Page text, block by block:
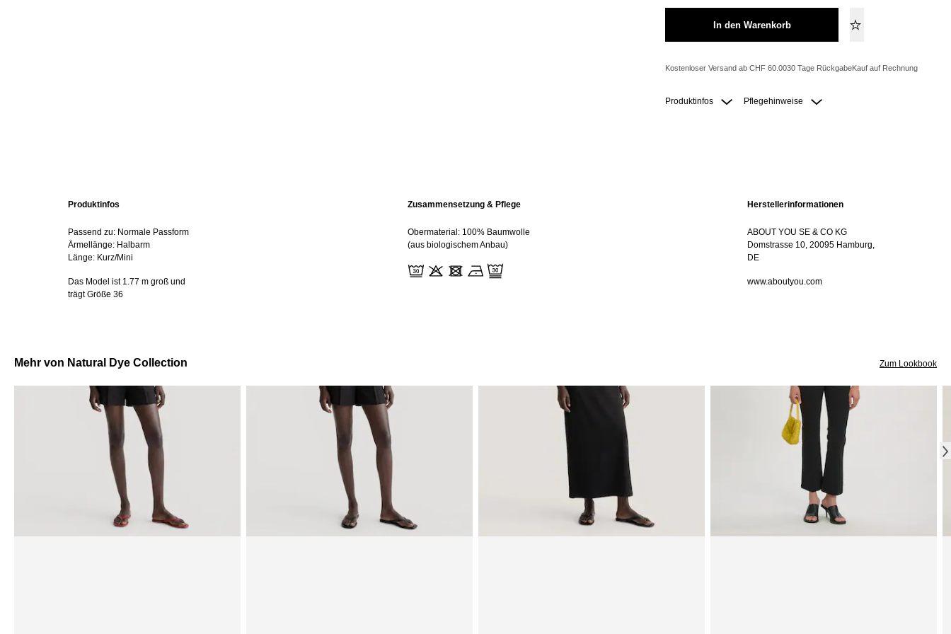
In den Warenkorb
Kostenloser Versand ab CHF 60.0030 Tage RückgabeKauf auf Rechnung
Produktinfos Pflegehinweise
Produktinfos
Passend zu: Normale Passform
Ärmellänge: Halbarm
Länge: Kurz/Mini
Das Model ist 1.77 m groß und
trägt Größe 36
Zusammensetzung & Pflege
Obermaterial: 100% Baumwolle
(aus biologischem Anbau)
Herstellerinformationen
ABOUT YOU SE & CO KG
Domstrasse 10, 20095 Hamburg,
DE
www.aboutyou.com
Mehr von Natural Dye Collection Zum Lookbook